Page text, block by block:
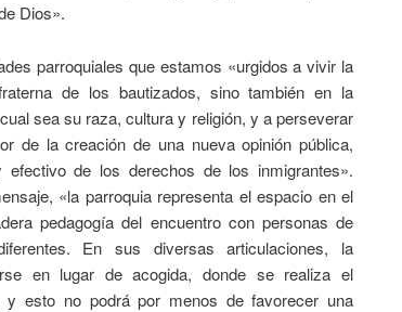
Dios».
parroquiales que estamos «urgidos a vivir la
de los bautizados, sino también en la
sea su raza, cultura y religión, y a perseverar
de la creación de una nueva opinión pública,
efectivo de los derechos de los inmigrantes».
«la parroquia representa el espacio en el
pedagogía del encuentro con personas de
En sus diversas articulaciones, la
en lugar de acogida, donde se realiza el
y esto no podrá por menos de favorecer una